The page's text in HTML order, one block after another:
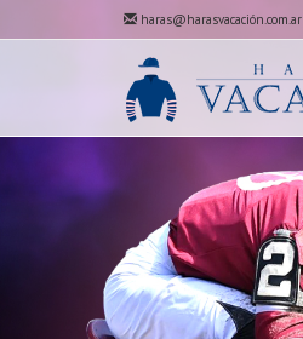
haras@harasvacación.com.ar